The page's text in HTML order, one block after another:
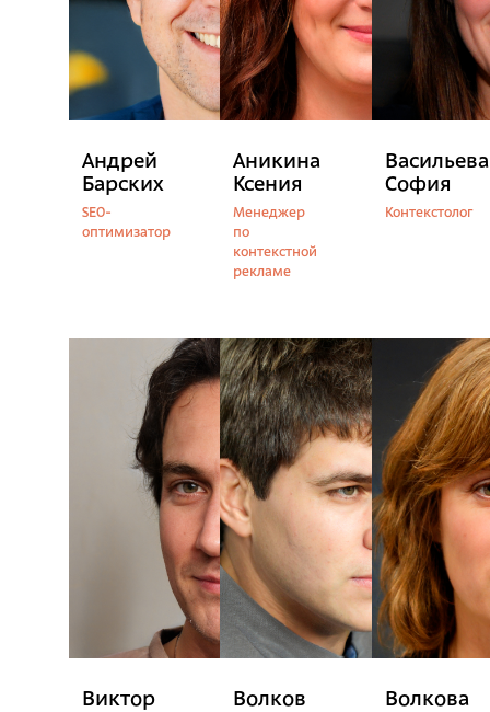
Андрей
Барских
SEO-
оптимизатор
Аникина
Ксения
Менеджер
по
контекстной
рекламе
Васильева
София
Контекстолог
Виктор
Волков
Волкова